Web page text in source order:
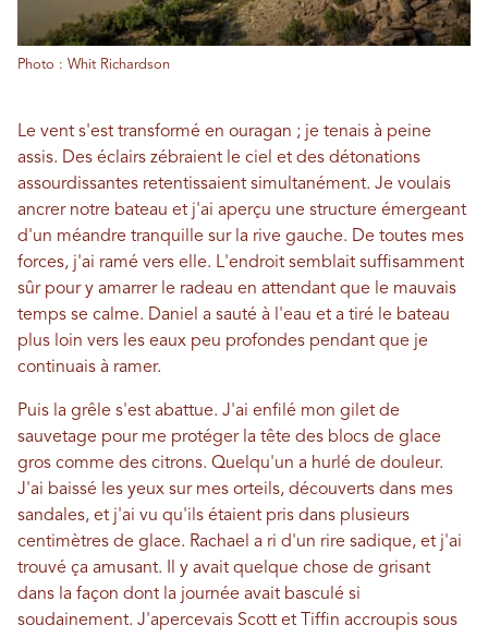
Photo : Whit Richardson
Le vent s'est transformé en ouragan ; je tenais à peine
assis. Des éclairs zébraient le ciel et des détonations
assourdissantes retentissaient simultanément. Je voulais
ancrer notre bateau et j'ai aperçu une structure émergeant
d'un méandre tranquille sur la rive gauche. De toutes mes
forces, j'ai ramé vers elle. L'endroit semblait suffisamment
sûr pour y amarrer le radeau en attendant que le mauvais
temps se calme. Daniel a sauté à l'eau et a tiré le bateau
plus loin vers les eaux peu profondes pendant que je
continuais à ramer.
Puis la grêle s'est abattue. J'ai enfilé mon gilet de
sauvetage pour me protéger la tête des blocs de glace
gros comme des citrons. Quelqu'un a hurlé de douleur.
J'ai baissé les yeux sur mes orteils, découverts dans mes
sandales, et j'ai vu qu'ils étaient pris dans plusieurs
centimètres de glace. Rachael a ri d'un rire sadique, et j'ai
trouvé ça amusant. Il y avait quelque chose de grisant
dans la façon dont la journée avait basculé si
soudainement. J'apercevais Scott et Tiffin accroupis sous